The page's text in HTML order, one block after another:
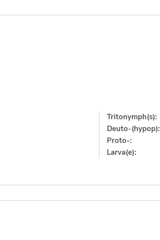
Tritonymph(s):
Deuto-(hypop):
Proto-:
Larva(e):